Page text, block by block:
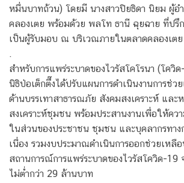
หมื่นบาทถ้วน) โดยมี นางสาวปิยธิดา นิยม ผู้อำ
คลองเตย พร้อมด้วย พลโท ธานี ฉุยฉาย ที่ปรึ
เป็นผู้รับมอบ ณ บริเวณภายในตลาดคลองเตย
.
สำหรับการแพร่ระบาดของไวรัสโคโรนา (โค
นิธิป่อเต็กตึ๊งได้ปรับแผนการดำเนินงานการช่ว
ด้านบรรเทาสาธารณภัย สังคมสงเคราะห์ แล
สงเคราะห์ชุมชน พร้อมประสานงานเพื่อให้คว
ในส่วนของประชาชน ชุมชน และบุคลากรทาง
เนื่อง รวมงบประมาณดำเนินการออกช่วยเหลื
สถานการณ์การแพร่ระบาดของไวรัสโควิด-19
ไม่ต่ำกว่า 29 ล้านบาท